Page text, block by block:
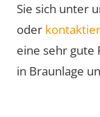
Sie sich unter
oder
eine sehr gute
in Braunlage